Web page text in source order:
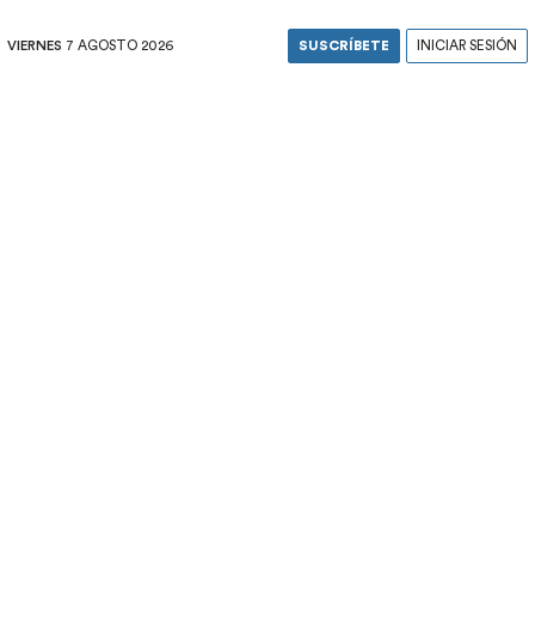
VIERNES 7 AGOSTO 2026 SUSCRÍBETE INICIAR SESIÓN